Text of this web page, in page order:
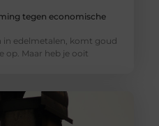
tegen economische
in edelmetalen, komt goud
op. Maar heb je ooit